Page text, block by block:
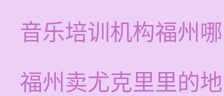
音乐培训机构福州
福州卖尤克里里的